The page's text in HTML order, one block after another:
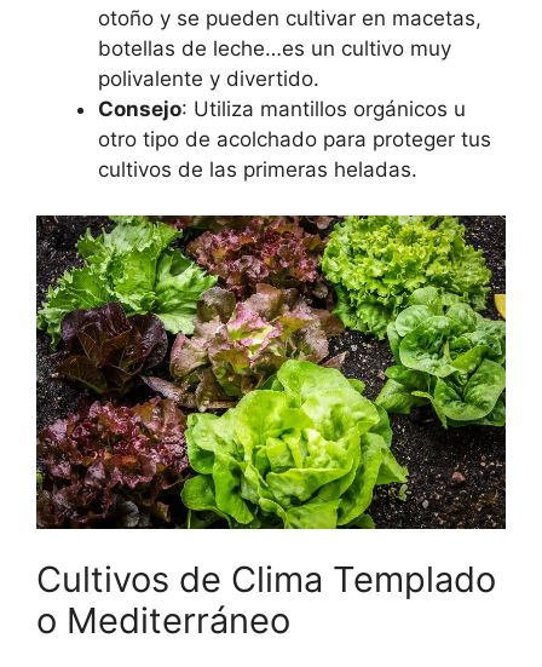
otoño y se pueden cultivar en macetas,
botellas de leche…es un cultivo muy
polivalente y divertido.
Consejo: Utiliza mantillos orgánicos u
otro tipo de acolchado para proteger tus
cultivos de las primeras heladas.
Cultivos de Clima Templado
o Mediterráneo